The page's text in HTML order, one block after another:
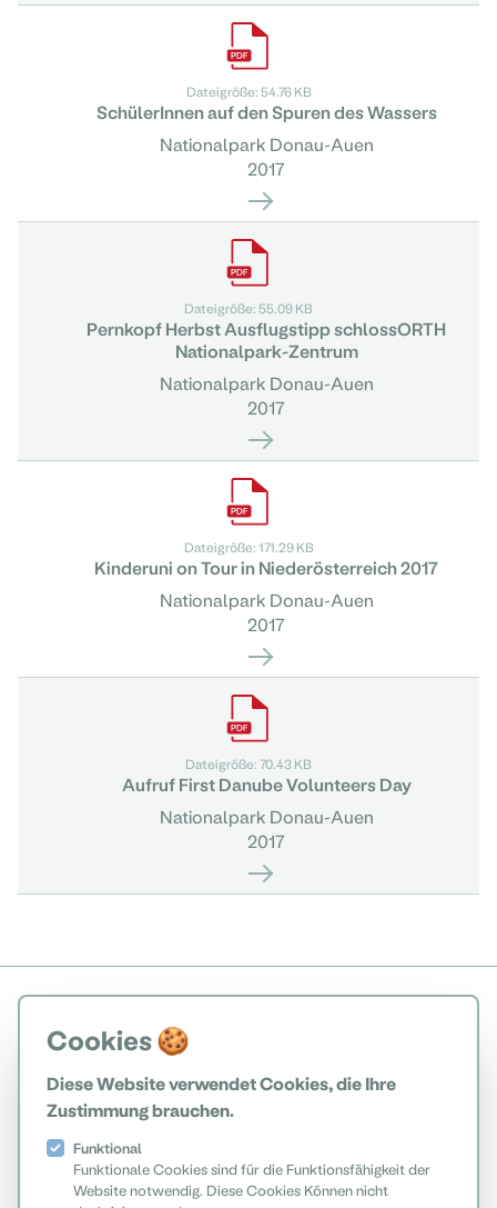
Cookies 🍪
Diese Website verwendet Cookies, die Ihre
Zustimmung brauchen.
Funktional
Funktionale Cookies sind für die Funktionsfähigkeit der
Website notwendig. Diese Cookies Können nicht
Dateigröße: 54.76 KB
SchülerInnen auf den Spuren des Wassers
Nationalpark Donau-Auen
2017
Dateigröße: 55.09 KB
Pernkopf Herbst Ausflugstipp schlossORTH
Nationalpark-Zentrum
Nationalpark Donau-Auen
2017
Dateigröße: 171.29 KB
Kinderuni on Tour in Niederösterreich 2017
Nationalpark Donau-Auen
2017
Dateigröße: 70.43 KB
Aufruf First Danube Volunteers Day
Nationalpark Donau-Auen
2017